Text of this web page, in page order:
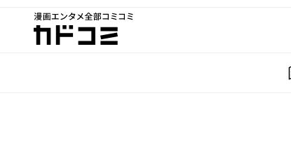
漫画エンタメ全部コミコミ
カドコミ